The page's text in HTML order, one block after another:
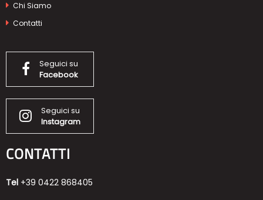
Chi Siamo
Contatti
Seguici su
Facebook
Seguici su
Instagram
CONTATTI
Tel +39 0422 868405